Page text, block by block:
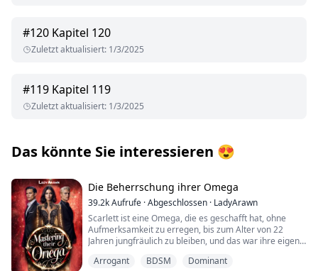
#120 Kapitel 120
Zuletzt aktualisiert: 1/3/2025
#119 Kapitel 119
Zuletzt aktualisiert: 1/3/2025
Das könnte Sie interessieren 😍
Die Beherrschung ihrer Omega
39.2kAufrufe ·Abgeschlossen · LadyArawn
Scarlett ist eine Omega, die es geschafft hat, ohne
Aufmerksamkeit zu erregen, bis zum Alter von 22
Jahren jungfräulich zu bleiben, und das war ihre eigene
gefunden, aber sie möchte nicht mehr nur mit den
Arrogant BDSM Dominant